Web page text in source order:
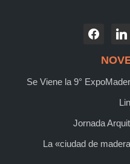
Se Viene la 9°
Jornada
La «ciudad de